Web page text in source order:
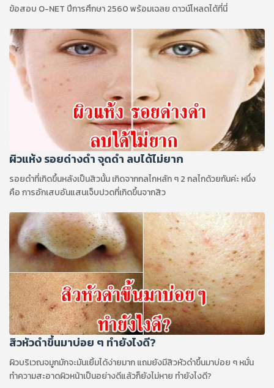
ข้อสอบ O-NET ปีการศึกษา 2560 พร้อมเฉลย ดาวน์โหลดได้ที่นี่
ผิวแห้ง รอยด่างดำ จุดดำ ลบได้ไม่ยาก
รอยดำที่เกิดขึ้นหลังเป็นสิวนั้น เกิดจากกลไกหลัก ๆ 2 กลไกด้วยกันค่ะ หนึ่ง
คือ การอักเสบอันแสนเจ็บปวดที่เกิดขึ้นจากสิว
สิวหัวดำขึ้นมาบ่อย ๆ ทำยังไงดี?
ผิวบริเวณจมูกมักจะมันเยิ้มได้ง่ายมาก แถมยังมีสิวหัวดำขึ้นมาบ่อย ๆ หมั่น
ทำความสะอาดผิวหน้าเป็นอย่างดีแล้วก็ยังไม่หาย ทำยังไงดี?